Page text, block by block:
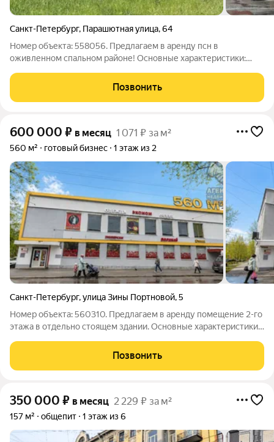
Санкт-Петербург, Парашютная улица,64
Номер объекта: 558056. Предлагаем в аренду псн в
оживленном спальном районе! Основные характеристики:
первой линии; Стоимость,
Позвонить
600 000 ₽ в месяц 1 071 ₽ за м²
560 м² готовый бизнес 1 этаж из 2
Санкт-Петербург,улица Зины Портновой,5
Номер объекта: 560310. Предлагаем в аренду помещение 2-го
этажа в отдельно стоящем здании. Основные характеристики:
.Есть возможность установить подъемник; Есть вентиляция и
кондиционеры;
Позвонить
350 000 ₽ в месяц 2 229 ₽ за м²
157 м² общепит 1 этаж из 6